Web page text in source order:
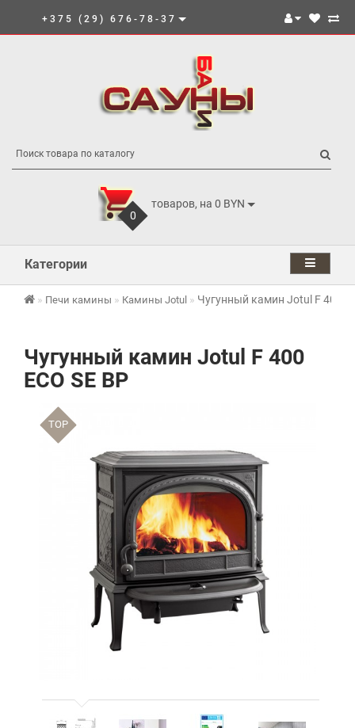
+375 (29) 676-78-37
0
товаров, на 0 BYN
Категории
Печи камины Камины Jotul Чугунный камин Jotul F 400
Чугунный камин Jotul F 400
ECO SE BP
TOP